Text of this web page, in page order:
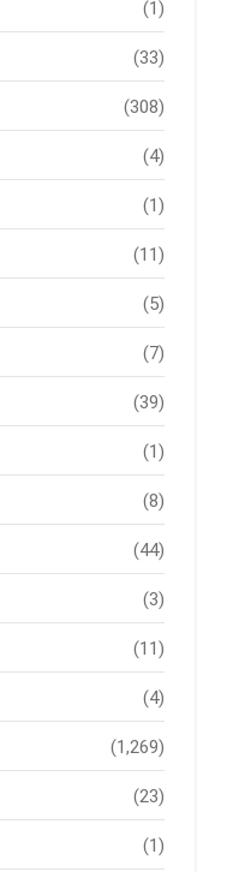
(1)
(33)
(308)
(4)
(1)
(11)
(5)
(7)
(39)
(1)
(8)
(44)
(3)
(11)
(4)
(1,269)
(23)
(1)